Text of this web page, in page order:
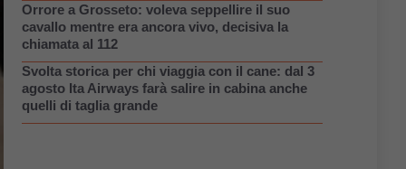
Orrore a Grosseto: voleva seppellire il suo
cavallo mentre era ancora vivo, decisiva la
chiamata al 112
Svolta storica per chi viaggia con il cane: dal 3
agosto Ita Airways farà salire in cabina anche
quelli di taglia grande